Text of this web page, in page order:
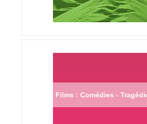
Films : Comédies -